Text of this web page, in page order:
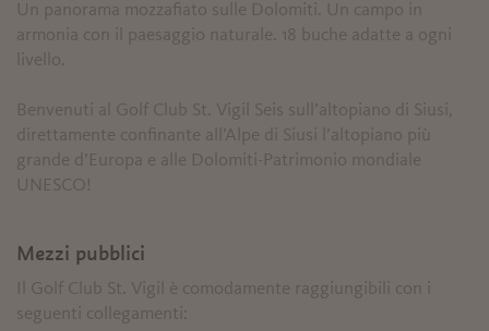
Un panorama mozzafiato sulle Dolomiti. Un campo in
armonia con il paesaggio naturale. 18 buche adatte a ogni
livello.
Benvenuti al Golf Club St. Vigil Seis sull’altopiano di Siusi,
direttamente confinante all’Alpe di Siusi l’altopiano più
grande d’Europa e alle Dolomiti-Patrimonio mondiale
UNESCO!
Mezzi pubblici
Il Golf Club St. Vigil è comodamente raggiungibili con i
seguenti collegamenti: